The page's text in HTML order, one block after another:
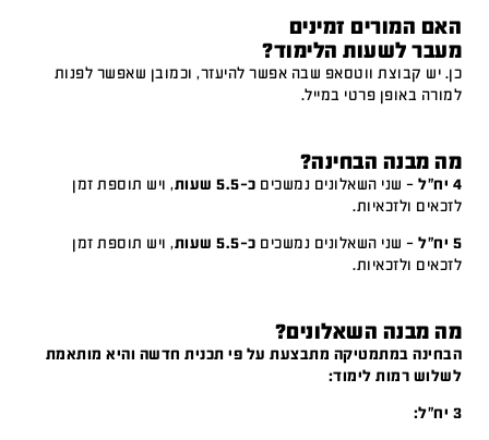
האם המורים זמינים
מעבר לשעות הלימוד?
כן. יש קבוצת ווטסאפ שבה אפשר להיעזר, וכמובן שאפשר לפנות
למורה באופן פרטי במייל.
מה מבנה הבחינה?
4 יח"ל – שני השאלונים נמשכים כ-5.5 שעות
, ויש תוספת זמן
לזכאים ולזכאיות.
5 יח"ל – שני השאלונים נמשכים כ-5.5 שעות
, ויש תוספת זמן
לזכאים ולזכאיות.
מה מבנה השאלונים?
הבחינה במתמטיקה מתבצעת על פי תכנית חדשה והיא מותאמת
לשלוש רמות לימוד:
3 יח”ל: